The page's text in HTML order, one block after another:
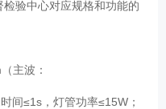
验中心对应规格和功能的
主波：
间≤1s，灯管功率≤15W；